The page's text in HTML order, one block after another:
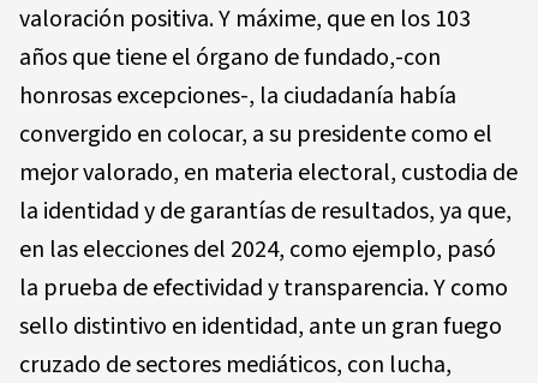
valoración positiva. Y máxime, que en los 103
años que tiene el órgano de fundado,-con
honrosas excepciones-, la ciudadanía había
convergido en colocar, a su presidente como el
mejor valorado, en materia electoral, custodia de
la identidad y de garantías de resultados, ya que,
en las elecciones del 2024, como ejemplo, pasó
la prueba de efectividad y transparencia. Y como
sello distintivo en identidad, ante un gran fuego
cruzado de sectores mediáticos, con lucha,